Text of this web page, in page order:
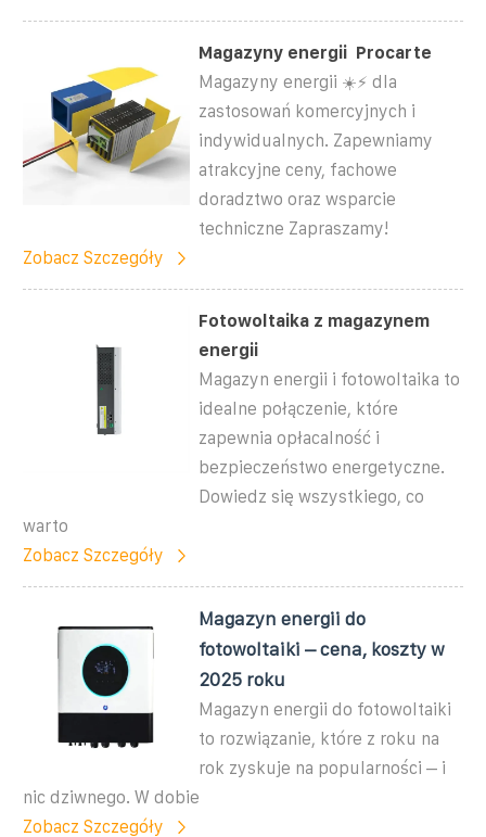
Magazyny energii ️ Procarte
Magazyny energii ☀️⚡ dla
zastosowań komercyjnych i
indywidualnych. Zapewniamy
atrakcyjne ceny, fachowe
doradztwo oraz wsparcie
techniczne Zapraszamy!
Zobacz Szczegóły
Fotowoltaika z magazynem
energii
Magazyn energii i fotowoltaika to
idealne połączenie, które
zapewnia opłacalność i
bezpieczeństwo energetyczne.
Dowiedz się wszystkiego, co
warto
Zobacz Szczegóły
Magazyn energii do
fotowoltaiki – cena, koszty w
2025 roku
Magazyn energii do fotowoltaiki
to rozwiązanie, które z roku na
rok zyskuje na popularności – i
nic dziwnego. W dobie
Zobacz Szczegóły